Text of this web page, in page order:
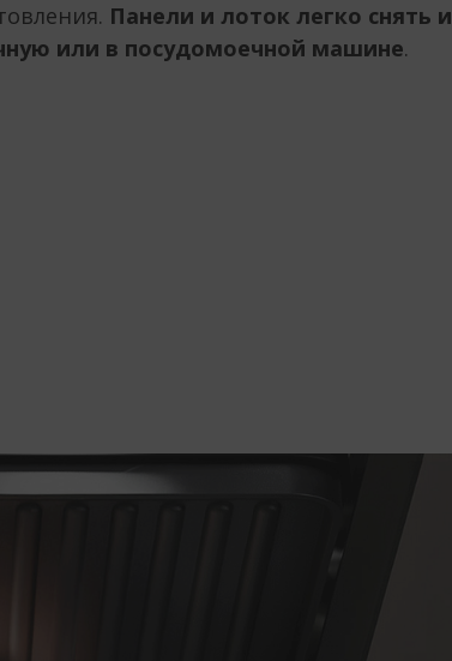
Панели и лоток легко снять и
или в посудомоечной машине.